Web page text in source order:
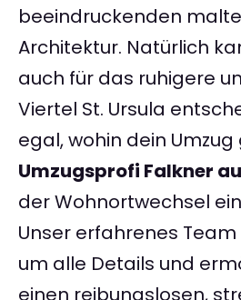
beeindruckenden
Architektur. Natürlich
auch für das ruhigere
Viertel St. Ursula
egal, wohin dein Umzug
Umzugsprofi Falkner
der Wohnortwechsel
Unser erfahrenes
um alle Details und